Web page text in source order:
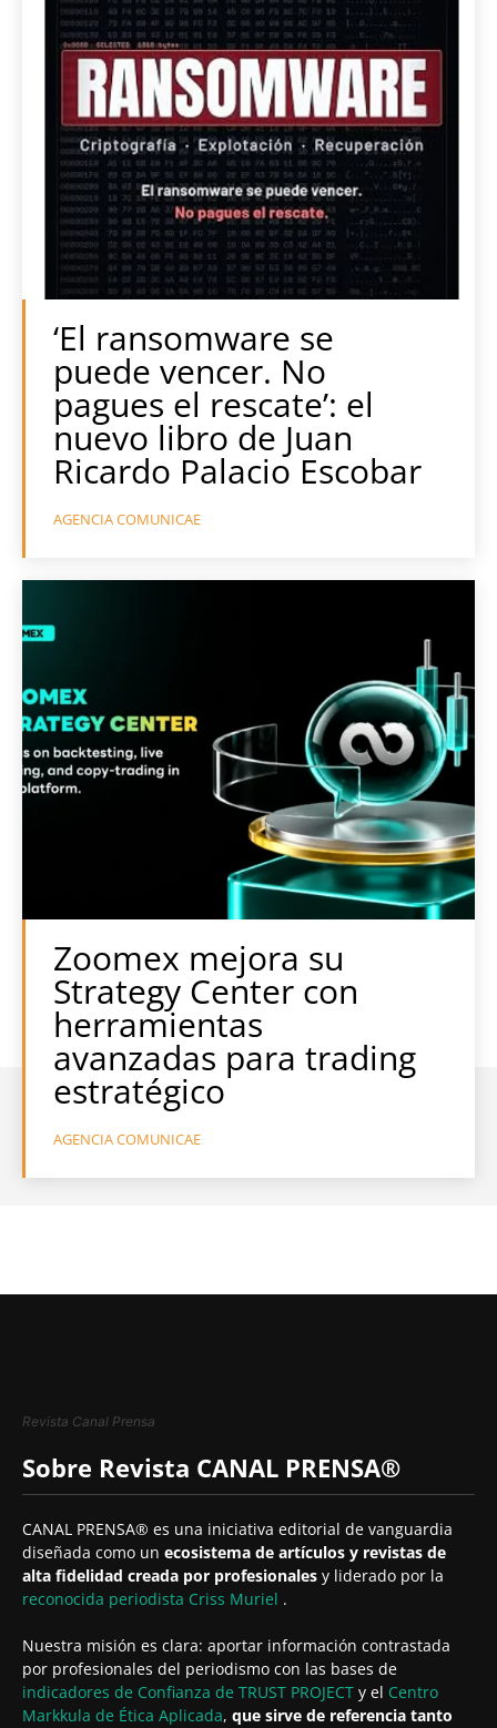
‘El ransomware se
puede vencer. No
pagues el rescate’: el
nuevo libro de Juan
Ricardo Palacio Escobar
AGENCIA COMUNICAE
Zoomex mejora su
Strategy Center con
herramientas
avanzadas para trading
estratégico
AGENCIA COMUNICAE
Revista Canal Prensa
Sobre Revista CANAL PRENSA®
CANAL PRENSA® es una iniciativa editorial de vanguardia
diseñada como un ecosistema de artículos y revistas de
alta fidelidad creada por profesionales y liderado por la
reconocida periodista Criss Muriel .
Nuestra misión es clara: aportar información contrastada
por profesionales del periodismo con las bases de
indicadores de Confianza de TRUST PROJECT y el Centro
Markkula de Ética Aplicada, que sirve de referencia tanto